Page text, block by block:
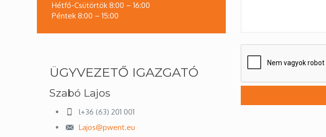
Hétfő-Csütörtök 8:00 – 16:00
Péntek 8:00 – 15:00
ÜGYVEZETŐ IGAZGATÓ
Szabó Lajos
l+36 (63) 201 001
Lajos@pwent.eu